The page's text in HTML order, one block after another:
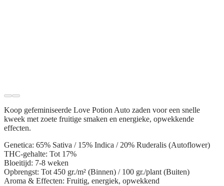
Koop gefeminiseerde Love Potion Auto zaden voor een snelle
kweek met zoete fruitige smaken en energieke, opwekkende
effecten.
Genetica: 65% Sativa / 15% Indica / 20% Ruderalis (Autoflower)
THC-gehalte: Tot 17%
Bloeitijd: 7-8 weken
Opbrengst: Tot 450 gr./m² (Binnen) / 100 gr./plant (Buiten)
Aroma & Effecten: Fruitig, energiek, opwekkend